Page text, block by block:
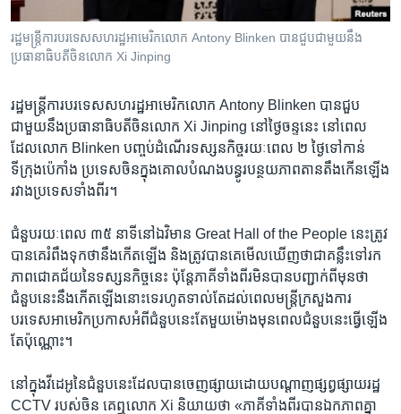
និង​
ចូល​
ទៅ​
ស្វែង​
រក
បណ្តាញ​សង្គម
ភាសា
រដ្ឋមន្ត្រី​ការបរទេស​សហរដ្ឋ​អាមេរិក​លោក Antony Blinken បាន​ជួប​ជាមួយ​នឹង​
ប្រធានាធិបតី​ចិន​លោក Xi Jinping
រដ្ឋមន្ត្រី​ការបរទេស​សហរដ្ឋ​អាមេរិក​លោក Antony Blinken បាន​ជួប​
ជាមួយ​នឹង​ប្រធានាធិបតី​ចិន​លោក Xi Jinping នៅ​ថ្ងៃ​ចន្ទ​នេះ នៅ​ពេល​
ដែល​លោក Blinken បញ្ចប់​ដំណើរ​ទស្សនកិច្ច​រយៈពេល ២ ថ្ងៃ​ទៅ​កាន់​
ទីក្រុង​ប៉េកាំង ប្រទេស​ចិន​ក្នុង​គោល​បំណង​បន្ធូរបន្ថយ​ភាព​តានតឹង​កើនឡើង​
រវាង​ប្រទេស​ទាំង​ពីរ។
ជំនួប​រយៈពេល ៣៥ នាទី​នៅ​ឯ​វិមាន Great Hall of the People នេះ​ត្រូវ​
បាន​គេ​រំពឹង​ទុក​ថា​នឹង​កើតឡើង និង​ត្រូវ​បាន​គេ​មើល​ឃើញ​ថា​ជា​គន្លឹះ​ទៅ​រក​
ភាព​ជោគជ័យ​នៃ​ទស្សនកិច្ច​នេះ ប៉ុន្តែ​ភាគី​ទាំង​ពីរ​មិន​បាន​បញ្ជាក់​ពី​មុន​ថា​
ជំនួប​នេះ​នឹង​កើតឡើង​នោះ​ទេ​រហូត​ទាល់តែ​ដល់​ពេល​មន្ត្រី​ក្រសួង​ការ
បរទេស​អាមេរិក​ប្រកាស​អំពី​ជំនួប​នេះ​តែ​មួយ​ម៉ោង​មុន​ពេល​ជំនួប​នេះ​ធ្វើ​ឡើង​
តែ​ប៉ុណ្ណោះ។
នៅ​ក្នុង​វីដេអូ​នៃ​ជំនួប​នេះ​ដែល​បាន​ចេញ​ផ្សាយ​ដោយ​បណ្ដាញ​ផ្សព្វផ្សាយ​រដ្ឋ
CCTV របស់​ចិន គេ​ឮ​លោក Xi និយាយ​ថា «ភាគី​ទាំង​ពីរ​បាន​ឯកភាព​គ្នា​